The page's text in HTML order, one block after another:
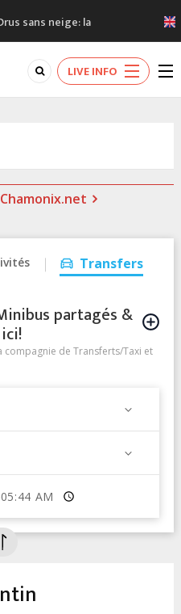
sans neige: la
haute montagne
pour visiter le nouveau
Blanc
3 personnes sont
nouveau magasin de course
LIVE INFO
Transfers
partagés &
de Transferts/Taxi et
Heure